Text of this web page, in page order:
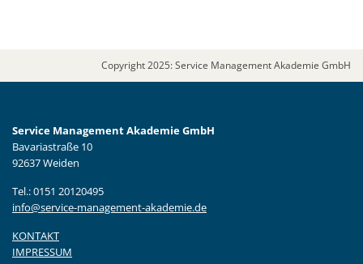
Copyright 2025: Service Management Akademie GmbH
Service Management Akademie GmbH
Bavariastraße 10
92637 Weiden
Tel.: 0151 20120495
info@service-management-akademie.de
KONTAKT
IMPRESSUM